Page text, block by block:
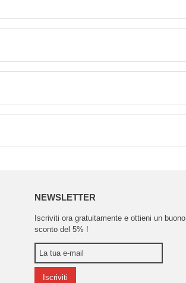
NEWSLETTER
Iscriviti ora gratuitamente e ottieni un buono
sconto del 5% !
Iscriviti